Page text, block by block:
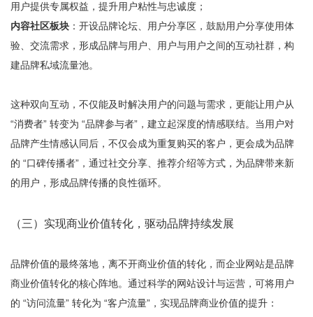
用户提供专属权益，提升用户粘性与忠诚度；
内容社区板块 ：开设品牌论坛、用户分享区，鼓励用户分享使用体
验、交流需求，形成品牌与用户、用户与用户之间的互动社群，构
建品牌私域流量池。
这种双向互动，不仅能及时解决用户的问题与需求，更能让用户从
“消费者” 转变为 “品牌参与者”，建立起深度的情感联结。当用户对
品牌产生情感认同后，不仅会成为重复购买的客户，更会成为品牌
的 “口碑传播者”，通过社交分享、推荐介绍等方式，为品牌带来新
的用户，形成品牌传播的良性循环。
（三）实现商业价值转化，驱动品牌持续发展
品牌价值的最终落地，离不开商业价值的转化，而企业网站是品牌
商业价值转化的核心阵地。通过科学的网站设计与运营，可将用户
的 “访问流量” 转化为 “客户流量”，实现品牌商业价值的提升：